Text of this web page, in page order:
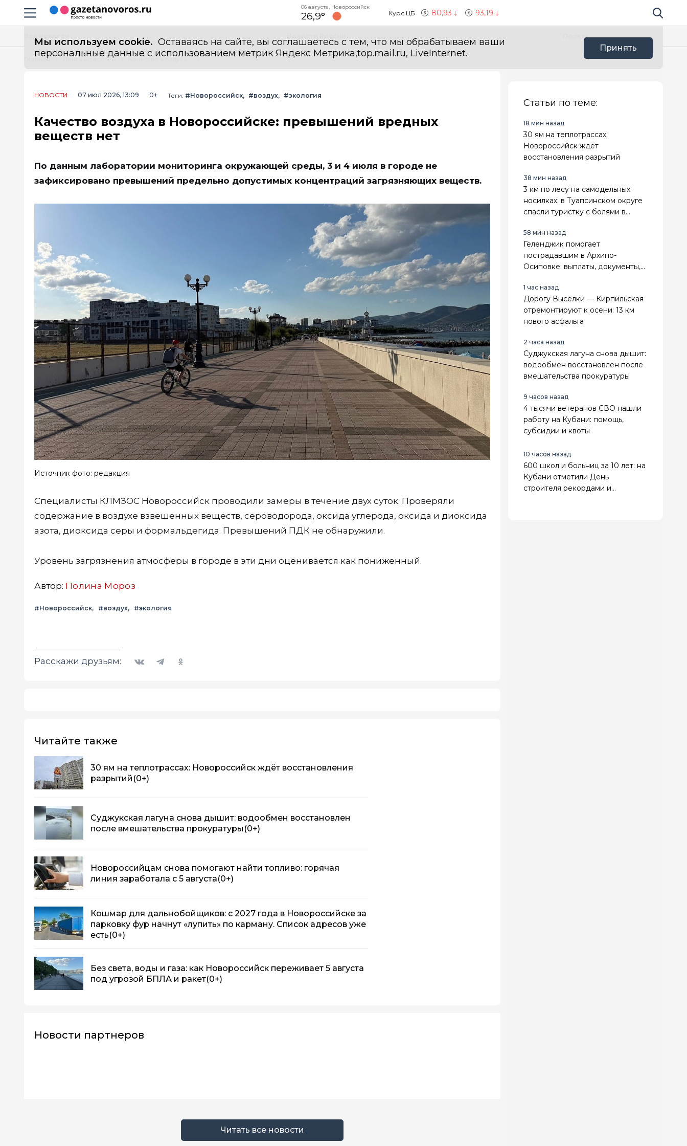
Навигация сайта
06 августа, Новороссийск
26,9° Курс ЦБ 80,93 93,19 Поиск по
Мы используем cookie. Оставаясь на сайте, вы соглашаетесь с тем, что мы обрабатываем ваши
персональные данные с использованием метрик Яндекс Метрика,top.mail.ru, LiveInternet.
Принять
Польза
Главная Лента новостей Качество воздуха в Новороссийске: превышений вредных веществ нет
НОВОСТИ 07 июл 2026, 13:09 0+ Теги: #Новороссийск #воздух #экология
Качество воздуха в Новороссийске: превышений вредных
веществ нет
По данным лаборатории мониторинга окружающей среды, 3 и 4 июля в городе не
зафиксировано превышений предельно допустимых концентраций загрязняющих веществ.
Источник фото: редакция
Специалисты КЛМЗОС Новороссийск проводили замеры в течение двух суток. Проверяли
содержание в воздухе взвешенных веществ, сероводорода, оксида углерода, оксида и диоксида
азота, диоксида серы и формальдегида. Превышений ПДК не обнаружили.
Уровень загрязнения атмосферы в городе в эти дни оценивается как пониженный.
Автор: Полина Мороз
#Новороссийск #воздух #экология
Расскажи друзьям:
Читайте также
30 ям на теплотрассах: Новороссийск ждёт восстановления
разрытий (0+)
Суджукская лагуна снова дышит: водообмен восстановлен
после вмешательства прокуратуры (0+)
Новороссийцам снова помогают найти топливо: горячая
линия заработала с 5 августа(0+)
Кошмар для дальнобойщиков: с 2027 года в Новороссийске за
парковку фур начнут «лупить» по карману. Список адресов уже
есть(0+)
Без света, воды и газа: как Новороссийск переживает 5 августа
под угрозой БПЛА и ракет(0+)
Новости партнеров
Читать все новости
Статьи по теме:
18 мин назад
30 ям на теплотрассах:
Новороссийск ждёт
восстановления разрытий
38 мин назад
3 км по лесу на самодельных
носилках: в Туапсинском округе
спасли туристку с болями в
58 мин назад
Геленджик помогает
пострадавшим в Архипо-
Осиповке: выплаты, документы,
1 час назад
Дорогу Выселки — Кирпильская
отремонтируют к осени: 13 км
нового асфальта
2 часа назад
Суджукская лагуна снова дышит:
водообмен восстановлен после
вмешательства прокуратуры
9 часов назад
4 тысячи ветеранов СВО нашли
работу на Кубани: помощь,
субсидии и квоты
10 часов назад
600 школ и больниц за 10 лет: на
Кубани отметили День
строителя рекордами и